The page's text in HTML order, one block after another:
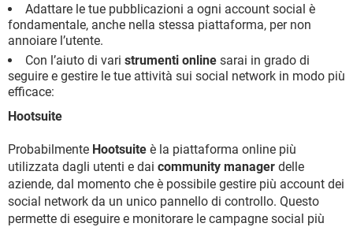
Adattare le tue pubblicazioni a ogni account social è
fondamentale, anche nella stessa piattaforma, per non
annoiare l’utente.
Con l’aiuto di vari strumenti online sarai in grado di
seguire e gestire le tue attività sui social network in modo più
efficace:
Hootsuite
Probabilmente Hootsuite è la piattaforma online più
utilizzata dagli utenti e dai community manager delle
aziende, dal momento che è possibile gestire più account dei
social network da un unico pannello di controllo. Questo
permette di eseguire e monitorare le campagne social più